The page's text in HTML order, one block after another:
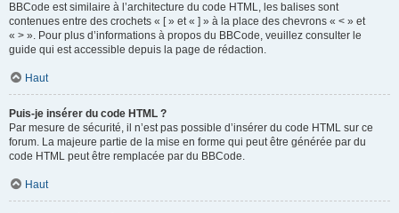
BBCode est similaire à l’architecture du code HTML, les balises sont
contenues entre des crochets « [ » et « ] » à la place des chevrons « < » et
« > ». Pour plus d’informations à propos du BBCode, veuillez consulter le
guide qui est accessible depuis la page de rédaction.
Haut
Puis-je insérer du code HTML ?
Par mesure de sécurité, il n’est pas possible d’insérer du code HTML sur ce
forum. La majeure partie de la mise en forme qui peut être générée par du
code HTML peut être remplacée par du BBCode.
Haut